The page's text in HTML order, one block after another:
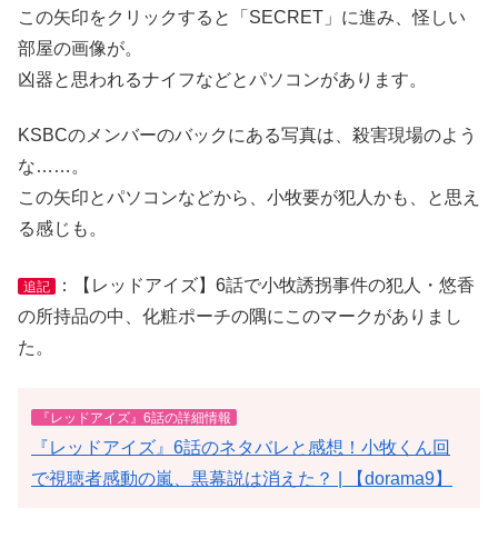
この矢印をクリックすると「SECRET」に進み、怪しい
部屋の画像が。
凶器と思われるナイフなどとパソコンがあります。
KSBCのメンバーのバックにある写真は、殺害現場のよう
な……。
この矢印とパソコンなどから、小牧要が犯人かも、と思え
る感じも。
追記
：【レッドアイズ】6話で小牧誘拐事件の犯人・悠香
の所持品の中、化粧ポーチの隅にこのマークがありまし
た。
『レッドアイズ』6話の詳細情報
『レッドアイズ』6話のネタバレと感想！小牧くん回
で視聴者感動の嵐、黒幕説は消えた？ | 【dorama9】